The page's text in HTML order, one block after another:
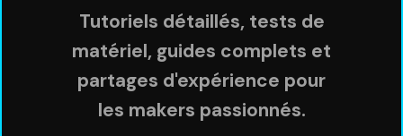
Tutoriels détaillés, tests de
matériel, guides complets et
partages d'expérience pour
les makers passionnés.